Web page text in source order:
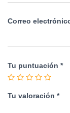
Correo
Tu puntuación *
Tu valoración *